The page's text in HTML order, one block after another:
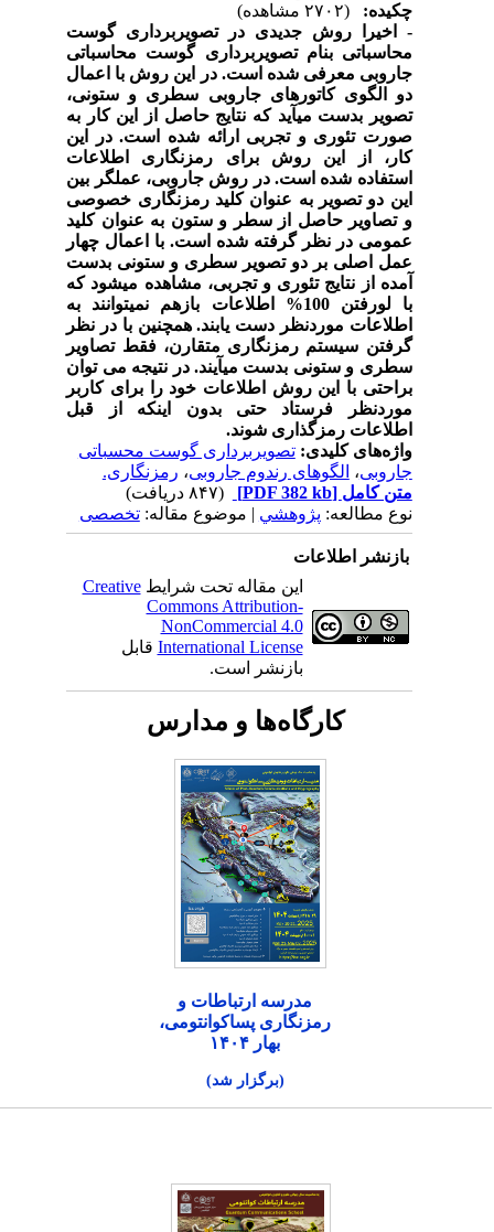
چکیده:
- اخیرا روش جدیدی در تصویربرداری گوست
محاسباتی بنام تصویربرداری گوست محاسباتی
جاروبی معرفی شده است. در این روش با اعمال
دو الگوی کاتوره ای جاروبی سطری و ستونی،
تصویر بدست میآید که نتایج حاصل از این کار به
صورت تئوری و تجربی ارائه شده است. در این
کار، از این روش برای رمزنگاری اطلاعات
استفاده شده است. در روش جاروبی، عملگر بین
این دو تصویر به عنوان کلید رمزنگاری خصوصی
و تصاویر حاصل از سطر و ستون به عنوان کلید
عمومی در نظر گرفته شده است. با اعمال چهار
عمل اصلی بر دو تصویر سطری و ستونی بدست
آمده از نتایج تئوری و تجربی، مشاهده میشود که
با لورفتن 100% اطلاعات بازهم نمی
توانند به
اطلاعات موردنظر دست یابند. همچنین با در نظر
گرفتن سیستم رمزنگاری متقارن، فقط تصاویر
سطری و ستونی بدست می­آیند. در نتیجه می توان
براحتی با این روش اطلاعات خود را برای کاربر
موردنظر فرستاد حتی بدون اینکه از قبل
اطلاعات رمزگذاری شوند.
واژه‌های کلیدی:تصویربرداری گوست محسباتی
جاروبی،الگوهای رندوم جاروبی،رمزنگاری.
متن کامل[PDF 382 kb]
نوع مطالعه:پژوهشي| موضوع مقاله:تخصصی
بازنشر اطلاعات
این مقاله تحت شرایطCreative
Commons Attribution-
NonCommercial 4.0
International Licenseقابل
بازنشر است.
کارگاه‌ها و مدارس
مدرسه ارتباطات و
رمزنگاری پساکوانتومی،
بهار ۱۴۰۴
(برگزار شد)